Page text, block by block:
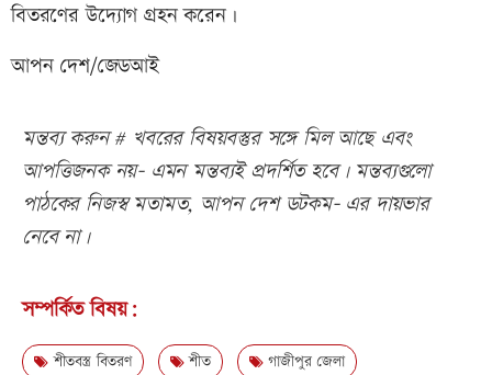
বিতরণের উদ্যোগ গ্রহন করেন।
আপন দেশ/জেডআই
মন্তব্য করুন # খবরের বিষয়বস্তুর সঙ্গে মিল আছে এবং
আপত্তিজনক নয়- এমন মন্তব্যই প্রদর্শিত হবে। মন্তব্যগুলো
পাঠকের নিজস্ব মতামত, আপন দেশ ডটকম- এর দায়ভার
নেবে না।
সম্পর্কিত বিষয়:
শীতবস্ত্র বিতরণ শীত
গাজীপুর জেলা